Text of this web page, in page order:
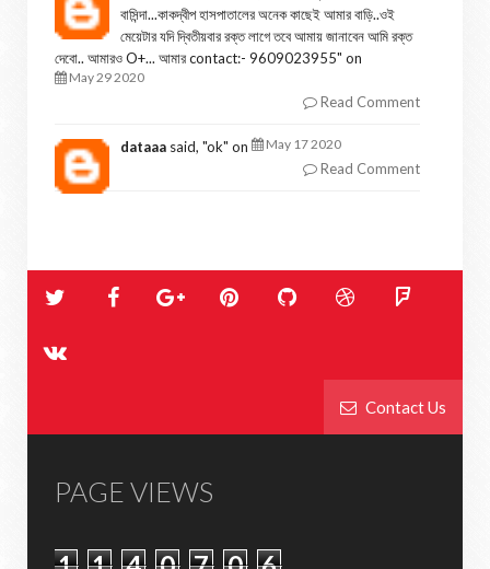
বাসিন্দা...কাকদ্বীপ হাসপাতালের অনেক কাছেই আমার বাড়ি..ওই
মেয়েটার যদি দ্বিতীয়বার রক্ত লাগে তবে আমায় জানাবেন আমি রক্ত
দেবো.. আমারও O+... আমার contact:- 9609023955" on
May 29 2020
Read Comment
dataaa said, "ok" on May 17 2020
Read Comment
Contact Us
PAGE VIEWS